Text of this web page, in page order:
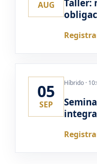
AUG
Taller:
05
SEP
Híbrido ·